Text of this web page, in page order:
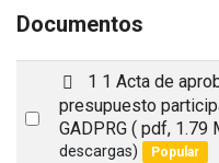
Documentos
Select
p
d
f
1 1 Acta de
presupuesto
GADPRG ( pdf, 1.79
descargas)
Popular